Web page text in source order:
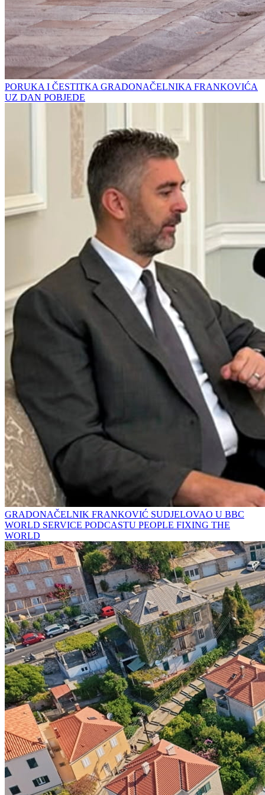
PORUKA I ČESTITKA GRADONAČELNIKA FRANKOVIĆA
UZ DAN POBJEDE
GRADONAČELNIK FRANKOVIĆ SUDJELOVAO U BBC
WORLD SERVICE PODCASTU PEOPLE FIXING THE
WORLD